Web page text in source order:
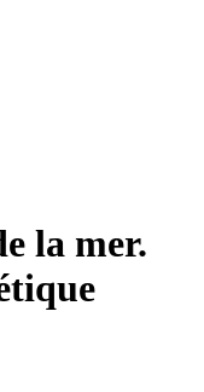
la mer.